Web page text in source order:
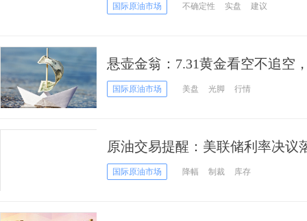
国际原油市场 不确定性 实盘 建议
悬壶金翁：7.31黄金看空不追空
国际原油市场 美盘 光脚 行情
原油交易提醒：美联储利率决议
期维持多头对待
国际原油市场 降幅 制裁 库存